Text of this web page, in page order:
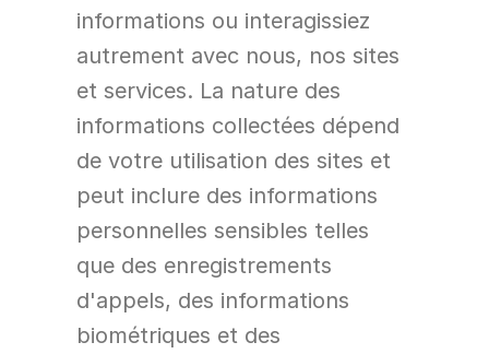
informations ou interagissiez
autrement avec nous, nos sites
et services. La nature des
informations collectées dépend
de votre utilisation des sites et
peut inclure des informations
personnelles sensibles telles
que des enregistrements
d'appels, des informations
biométriques et des